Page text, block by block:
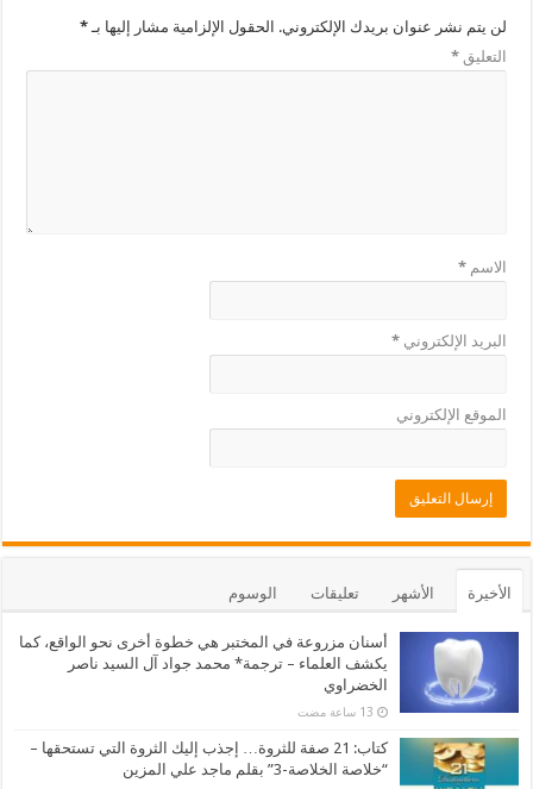
لن يتم نشر عنوان بريدك الإلكتروني. الحقول الإلزامية مشار إليها بـ*
التعليق*
الاسم*
البريد الإلكتروني*
الموقع الإلكتروني
الأخيرة الأشهر تعليقات الوسوم
أسنان مزروعة في المختبر هي خطوة أخرى نحو الواقع، كما
يكشف العلماء – ترجمة* محمد جواد آل السيد ناصر
الخضراوي
كتاب: 21 صفة للثروة… إجذب إليك الثروة التي تستحقها –
“خلاصة الخلاصة-3” بقلم ماجد علي المزين